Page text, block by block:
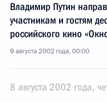
Владимир Путин
участникам и гостям
российского кино
9 августа 2002 года, 00:00
8 августа 2002 года,